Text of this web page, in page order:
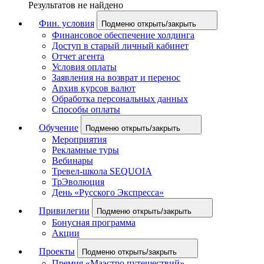
Результатов не найдено
Фин. условия
Подменю открыть/закрыть
Финансовое обеспечение холдинга
Доступ в старый личный кабинет
Отчет агента
Условия оплаты
Заявления на возврат и перенос
Архив курсов валют
Обработка персональных данных
Способы оплаты
Обучение
Подменю открыть/закрыть
Мероприятия
Рекламные туры
Вебинары
Тревел-школа SEQUOIA
ТрЭволюция
День «Русского Экспресса»
Привилегии
Подменю открыть/закрыть
Бонусная программа
Акции
Проекты
Подменю открыть/закрыть